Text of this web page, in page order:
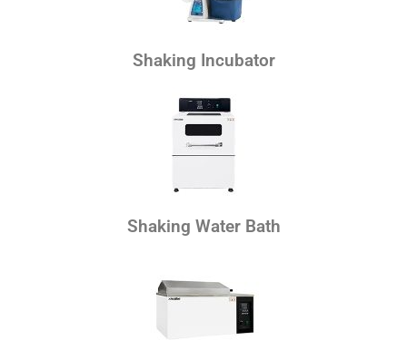
Shaking Incubator
Shaking Water Bath